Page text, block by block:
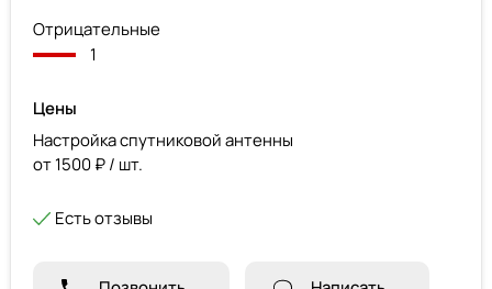
Отрицательные
1
Цены
Настройка спутниковой антенны
от 1500 ₽ / шт.
Есть отзывы